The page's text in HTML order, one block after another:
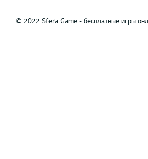
© 2022 Sfera Game - бесплатные игры